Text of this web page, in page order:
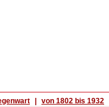
von 1802 bis 1932